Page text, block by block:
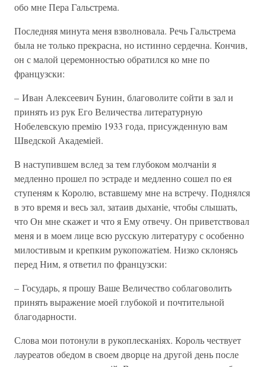
обо мне Пера Гальстрема.
Последняя минута меня взволновала. Речь Гальстрема
была не только прекрасна, но истинно сердечна. Кончив,
он с малой церемонностью обратился ко мне по
французски:
– Иван Алексеевич Бунин, благоволите сойти в зал и
принять из рук Его Величества литературную
Нобелевскую премію 1933 года, присужденную вам
Шведской Академіей.
В наступившем вслед за тем глубоком молчаніи я
медленно прошел по эстраде и медленно сошел по ея
ступеням к Королю, вставшему мне на встречу. Поднялся
в это время и весь зал, затаив дыханіе, чтобы слышать,
что Он мне скажет и что я Ему отвечу. Он приветствовал
меня и в моем лице всю русскую литературу с особенно
милостивым и крепким рукопожатіем. Низко склонясь
перед Ним, я ответил по французски:
– Государь, я прошу Ваше Величество соблаговолить
принять выражение моей глубокой и почтительной
благодарности.
Слова мои потонули в рукоплесканіях. Король чествует
лауреатов обедом в своем дворце на другой день после